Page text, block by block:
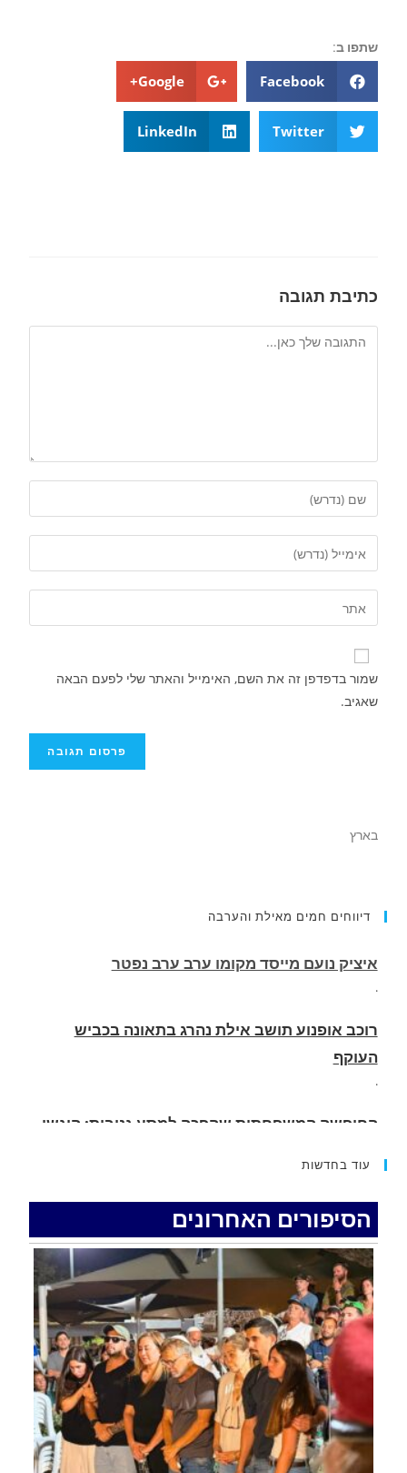
שתפו ב:
Facebook
Google+
Twitter
LinkedIn
כתיבת תגובה
שמור בדפדפן זה את השם, האימייל והאתר שלי לפעם הבאה
שאגיב.
בארץ
דיווחים חמים מאילת והערבה
רוכב אופנוע תושב אילת נהרג בתאונה בכביש
העוקף
החופשה המשפחתית שהפכה למסע גניבות: הוגשו
.
רכב התנגש במעקה בטיחות בכביש 90 בסמוך לעין
חצבה. פצועים
איציק נועם מייסד מקומו ערב ערב נפטר
עוד בחדשות
הסיפורים האחרונים